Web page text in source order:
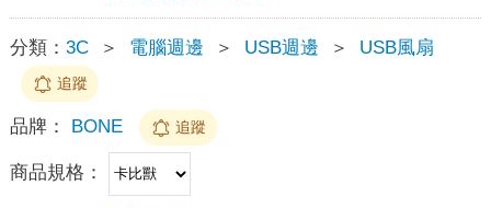
分類： 3C ＞ 電腦週邊 ＞ USB週邊 ＞ USB風扇
追蹤
品牌： BONE 追蹤
商品規格：